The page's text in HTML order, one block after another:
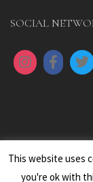
SOCIAL
This website uses
you're ok with